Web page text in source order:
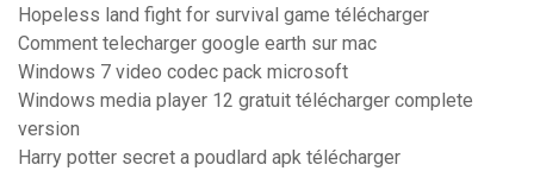
Hopeless land fight for survival game télécharger
Comment telecharger google earth sur mac
Windows 7 video codec pack microsoft
Windows media player 12 gratuit télécharger complete
version
Harry potter secret a poudlard apk télécharger